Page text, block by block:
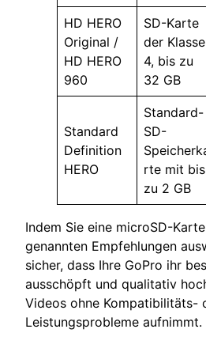
HD HERO
Original /
HD HERO
960
SD-Karte
der Klasse
4, bis zu
32 GB
Standard
Definition
HERO
Standard-
SD-
rte mit bis
zu 2 GB
Indem Sie eine microSD-
genannten Empfehlungen
sicher, dass Ihre GoPro ihr
ausschöpft und qualitativ
Videos ohne Kompatibilitäts-
Leistungsprobleme aufnimmt.